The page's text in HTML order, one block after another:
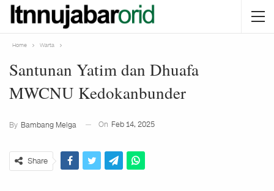
Home Warta
Santunan Yatim dan Dhuafa
MWCNU Kedokanbunder
By Bambang Melga On Feb 14, 2025
Share